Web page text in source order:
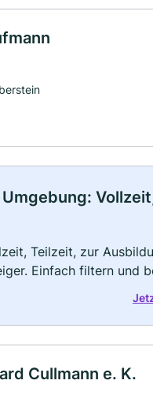
Teilzeit, zur
Einfach filtern und
Cullmann e. K.